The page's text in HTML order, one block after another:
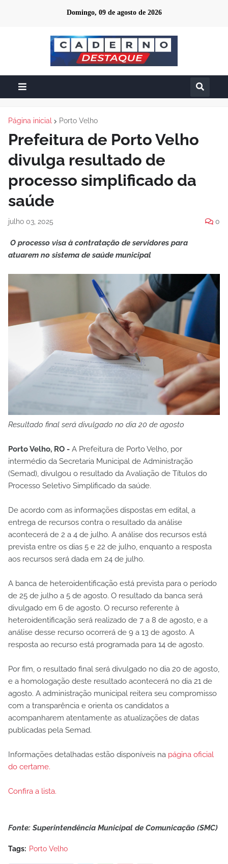
Domingo, 09 de agosto de 2026
Página inicial Porto Velho
Prefeitura de Porto Velho
divulga resultado de
processo simplificado da
saúde
julho 03, 2025 0
O processo visa à contratação de servidores para
atuarem no sistema de saúde municipal
Resultado final será divulgado no dia 20 de agosto
Porto Velho, RO - A Prefeitura de Porto Velho, por
intermédio da Secretaria Municipal de Administração
(Semad), divulgou o resultado da Avaliação de Títulos do
Processo Seletivo Simplificado da saúde.
De acordo com as informações dispostas em edital, a
entrega de recursos contra o resultado da análise
acontecerá de 2 a 4 de julho. A análise dos recursos está
prevista entre os dias 5 e 22 de julho, enquanto a resposta
aos recursos será dada em 24 de julho.
A banca de heteroidentificação está prevista para o período
de 25 de julho a 5 de agosto. O resultado da banca será
divulgado em 6 de agosto. O recurso referente à
heteroidentificação será realizado de 7 a 8 de agosto, e a
análise desse recurso ocorrerá de 9 a 13 de agosto. A
resposta ao recurso está programada para 14 de agosto.
Por fim, o resultado final será divulgado no dia 20 de agosto,
e a homologação deste resultado acontecerá no dia 21 de
agosto. A administração municipal reitera seu compromisso
com a transparência e orienta os candidatos a
acompanharem atentamente as atualizações de datas
publicadas pela Semad.
Informações detalhadas estão disponíveis na página oficial
do certame.
Confira a lista.
Fonte: Superintendência Municipal de Comunicação (SMC)
Tags: Porto Velho